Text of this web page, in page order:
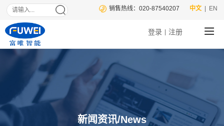
| EN
中文
销售热线：020-87540207
登录 注册
新闻资讯/News